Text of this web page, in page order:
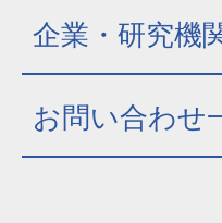
企業・研究機
お問い合わせ